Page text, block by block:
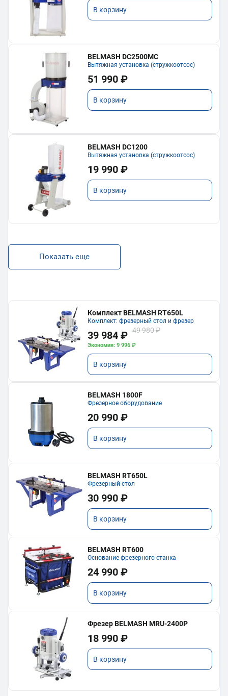
В корзину
BELMASH DC2500MC
Вытяжная установка (стружкоотсос)
51 990 ₽
В корзину
BELMASH DC1200
Вытяжная установка (стружкоотсос)
19 990 ₽
В корзину
Показать еще
Комплект BELMASH RT650L
Комплект: фрезерный стол и фрезер
39 984 ₽ 49 980 ₽
Экономия: 9 996 ₽
В корзину
BELMASH 1800F
Фрезерное оборудование
20 990 ₽
В корзину
BELMASH RT650L
Фрезерный стол
30 990 ₽
В корзину
BELMASH RT600
Основание фрезерного станка
24 990 ₽
В корзину
Фрезер BELMASH MRU-2400P
18 990 ₽
В корзину